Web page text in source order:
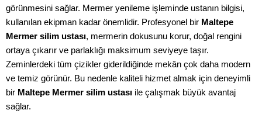
görünmesini sağlar. Mermer yenileme işleminde ustanın bilgisi,
kullanılan ekipman kadar önemlidir. Profesyonel bir Maltepe
Mermer silim ustası, mermerin dokusunu korur, doğal rengini
ortaya çıkarır ve parlaklığı maksimum seviyeye taşır.
Zeminlerdeki tüm çizikler giderildiğinde mekân çok daha modern
ve temiz görünür. Bu nedenle kaliteli hizmet almak için deneyimli
bir Maltepe Mermer silim ustası ile çalışmak büyük avantaj
sağlar.